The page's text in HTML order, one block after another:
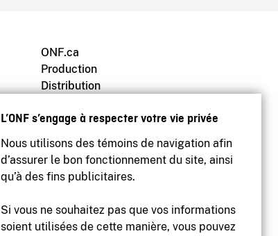
L’ONF s’engage à respecter votre vie privée
Nous utilisons des témoins de navigation afin
d’assurer le bon fonctionnement du site, ainsi
qu’à des fins publicitaires.
Si vous ne souhaitez pas que vos informations
soient utilisées de cette manière, vous pouvez
ONF.ca
Production
Distribution
Archives